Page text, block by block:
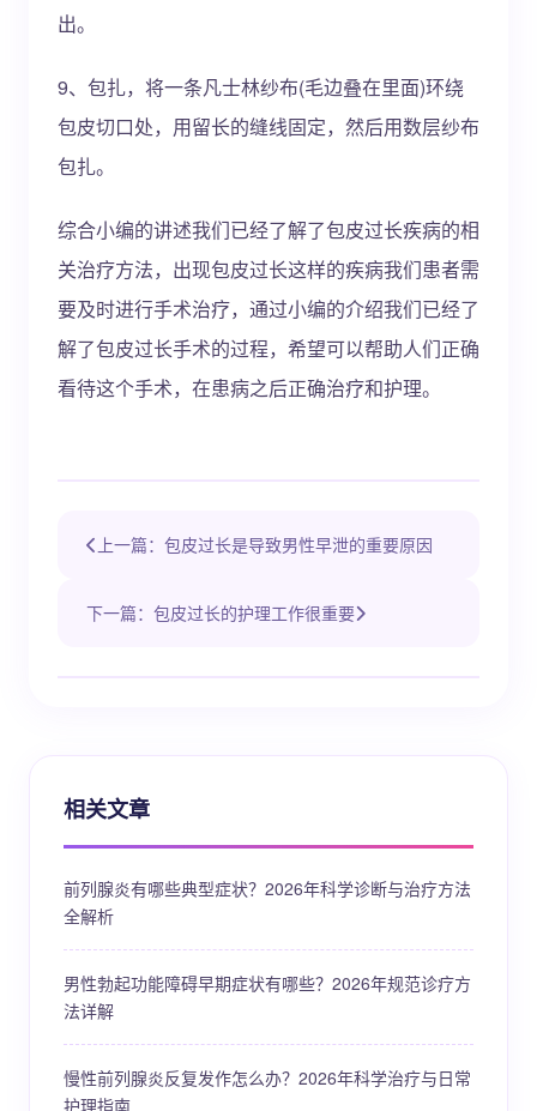
出。
9、包扎，将一条凡士林纱布(毛边叠在里面)环绕
包皮切口处，用留长的缝线固定，然后用数层纱布
包扎。
综合小编的讲述我们已经了解了包皮过长疾病的相
关治疗方法，出现包皮过长这样的疾病我们患者需
要及时进行手术治疗，通过小编的介绍我们已经了
解了包皮过长手术的过程，希望可以帮助人们正确
看待这个手术，在患病之后正确治疗和护理。
上一篇：包皮过长是导致男性早泄的重要原因
下一篇：包皮过长的护理工作很重要
相关文章
前列腺炎有哪些典型症状？2026年科学诊断与治疗方法
全解析
男性勃起功能障碍早期症状有哪些？2026年规范诊疗方
法详解
慢性前列腺炎反复发作怎么办？2026年科学治疗与日常
护理指南